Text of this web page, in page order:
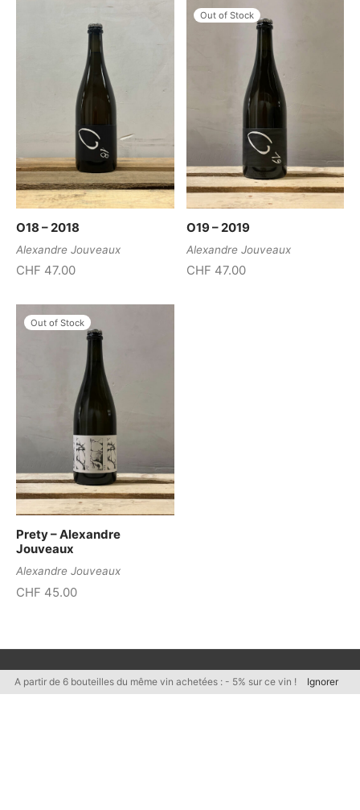
A partir de 6 bouteilles du même vin achetées : - 5% sur ce vin ! Ignorer
O18 – 2018
Alexandre Jouveaux
CHF 47.00
Out of Stock
O19 – 2019
Alexandre Jouveaux
CHF 47.00
Out of Stock
Prety – Alexandre
Jouveaux
Alexandre Jouveaux
CHF 45.00
Politique de confidentialité